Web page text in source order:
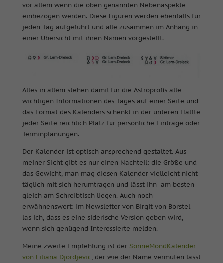
vor allem wenn die oben genannten Nebenaspekte
einbezogen werden. Diese Figuren werden ebenfalls für
jeden Tag aufgeführt und alle zusammen im Anhang in
einer Übersicht mit ihren Namen vorgestellt.
Alles in allem stehen damit für die Astroprofis alle
wichtigen Informationen des Tages auf einer Seite und
das Format des Kalenders schenkt in der unteren Hälfte
jeder Seite reichlich Platz für persönliche Einträge oder
Terminplanungen.
Der Kalender ist optisch ansprechend gestaltet. Aus
meiner Sicht gibt es nur einen Nachteil: die Größe und
das Gewicht, man mag diesen Kalender vielleicht nicht
täglich mit sich herumtragen und lässt ihn am besten
gleich am Schreibtisch liegen. Auch noch
erwähnenswert: im Newsletter von Birgit von Borstel
las ich, dass es eine siderische Version geben wird,
wenn sich genügend Interessierte melden.
Meine zweite Empfehlung ist der SonneMondKalender
von Liliana Djordjevic, der wie der Name vermuten lässt